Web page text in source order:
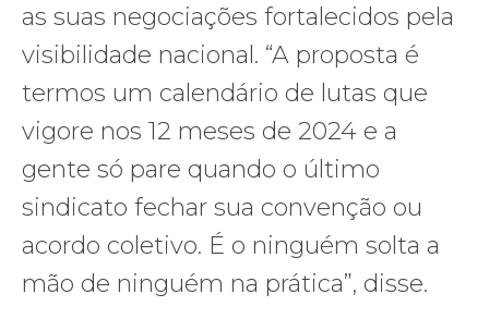
as suas negociações fortalecidos pela
visibilidade nacional. “A proposta é
termos um calendário de lutas que
vigore nos 12 meses de 2024 e a
gente só pare quando o último
sindicato fechar sua convenção ou
acordo coletivo. É o ninguém solta a
mão de ninguém na prática”, disse.